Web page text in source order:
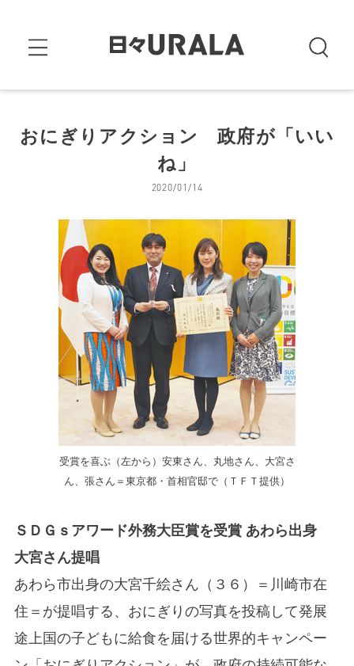
おにぎりアクション 政府が「いい
ね」
2020/01/14
受賞を喜ぶ（左から）安東さん、丸地さん、大宮さ
ん、張さん＝東京都・首相官邸で（ＴＦＴ提供）
ＳＤＧｓアワード外務大臣賞を受賞 あわら出身
大宮さん提唱
あわら市出身の大宮千絵さん（３６）＝川崎市在
住＝が提唱する、おにぎりの写真を投稿して発展
途上国の子どもに給食を届ける世界的キャンペー